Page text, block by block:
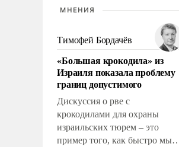
МНЕНИЯ
Тимофей Бордачёв
«Большая крокодила» из
Израиля показала проблему
границ допустимого
Дискуссия о рве с
крокодилами для охраны
израильских тюрем – это
пример того, как быстро мы